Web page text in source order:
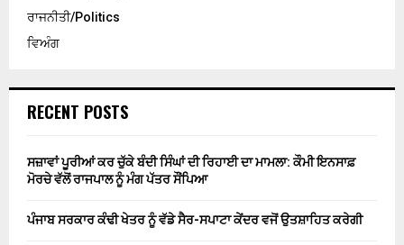
ਰਾਜਨੀਤੀ/Politics
ਵਿਅੰਗ
RECENT POSTS
ਸਜ਼ਾਵਾਂ ਪੂਰੀਆਂ ਕਰ ਚੁੱਕੇ ਬੰਦੀ ਸਿੰਘਾਂ ਦੀ ਰਿਹਾਈ ਦਾ ਮਾਮਲਾ: ਕੌਮੀ ਇਨਸਾਫ਼
ਮੋਰਚੇ ਵੱਲੋਂ ਰਾਜਪਾਲ ਨੂੰ ਮੰਗ ਪੱਤਰ ਸੌਂਪਿਆ
ਪੰਜਾਬ ਸਰਕਾਰ ਕੰਢੀ ਖੇਤਰ ਨੂੰ ਵੱਡੇ ਸੈਰ-ਸਪਾਟਾ ਕੇਂਦਰ ਵਜੋਂ ਉਤਸ਼ਾਹਿਤ ਕਰੇਗੀ